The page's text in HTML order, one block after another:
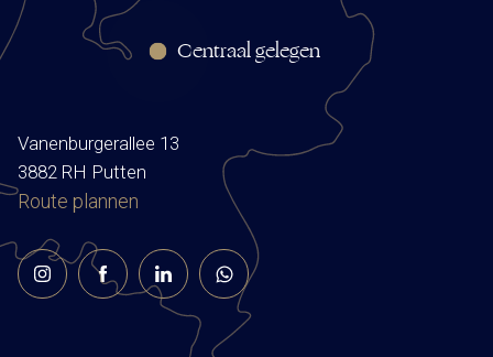
Centraal gelegen
Vanenburgerallee 13
3882 RH Putten
Route plannen